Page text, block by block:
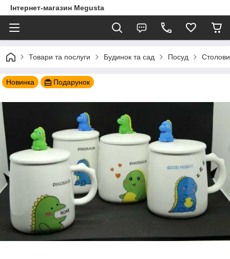
Інтернет-магазин Megusta
Товари та послуги Будинок та сад Посуд
Новинка Подарунок